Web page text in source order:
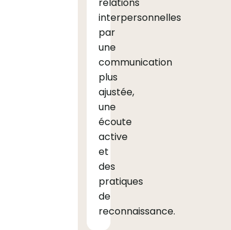
interpersonnelles
par
une
communication
plus
ajustée,
une
écoute
active
et
des
pratiques
de
reconnaissance.